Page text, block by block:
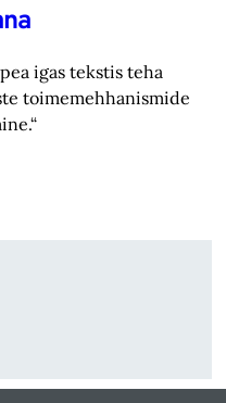
igas tekstis teha
toimemehhanismide